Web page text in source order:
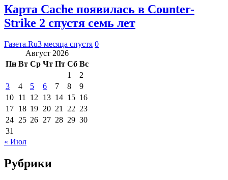
Карта Cache появилась в Counter-
Strike 2 спустя семь лет
Газета.Ru3 месяца спустя 0
Август 2026
Пн Вт Ср Чт Пт Сб Вс
1
2
3
4 5 6 7 8
9
10 11 12 13 14 15 16
17 18 19 20 21 22 23
24 25 26 27 28 29 30
31
« Июл
Рубрики